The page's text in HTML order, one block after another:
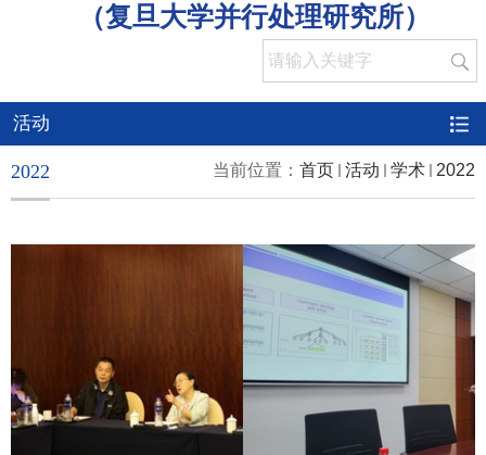
（复旦大学并行处理研究所）
活动
当前位置： 首页 活动 学术 2022
2022